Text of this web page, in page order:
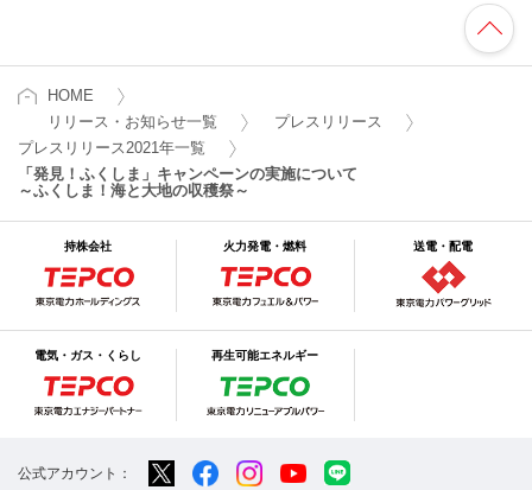
HOME
リリース・お知らせ一覧
プレスリリース
プレスリリース2021年一覧
「発見！ふくしま」キャンペーンの実施について
～ふくしま！海と大地の収穫祭～
持株会社 火力発電・燃料 送電・配電
電気・ガス・くらし 再生可能エネルギー
公式アカウント：